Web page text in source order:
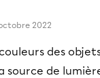
2022
des
source de